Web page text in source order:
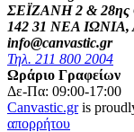
ΣΕΪΖΑΝΗ 2 &
142 31 ΝΕΑ
info@canvastic.gr
Τηλ. 211 800 2004
Ωράριο Γραφείων
Δε-Πα: 09:00-17:00
Canvastic.gris
απορρήτου